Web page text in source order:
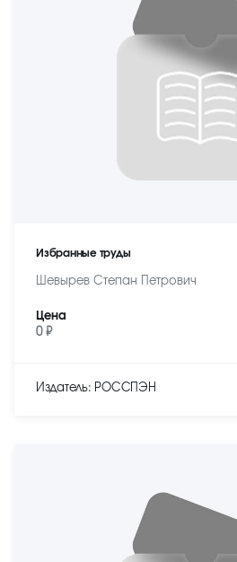
Избранные труды
Шевырев Степан Петрович
Цена
0 ₽
Издатель: РОССПЭН